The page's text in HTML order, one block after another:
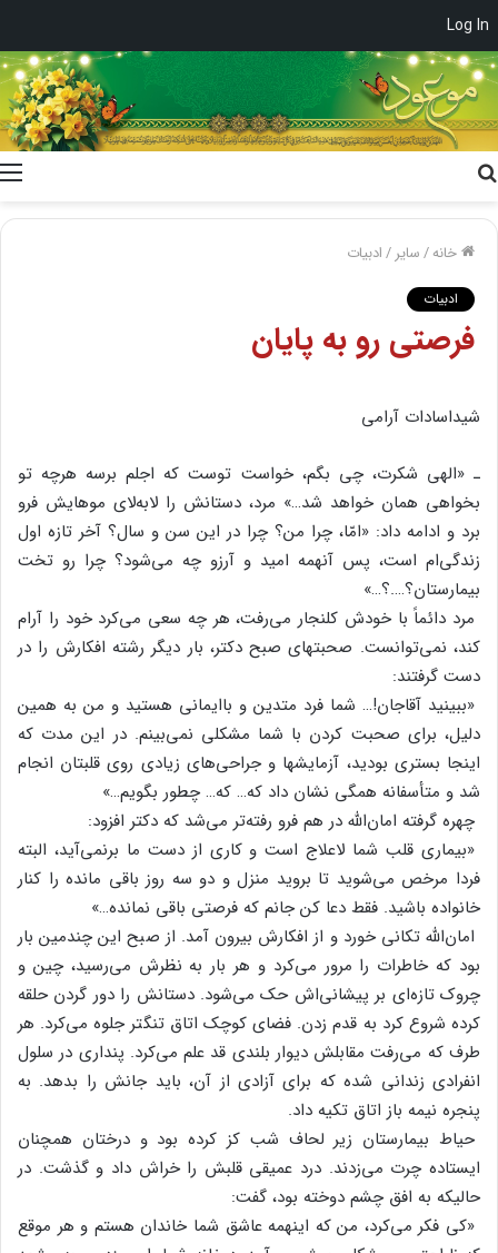
Log In
خانه/سایر /ادبیات
ادبیات
فرصتی‌ رو به‌ پایان
شیداسادات‌ آرامی
ـ «الهی‌ شکرت‌، چی‌ بگم‌، خواست‌ توست‌ که‌ اجلم‌ برسه‌ هرچه‌ تو
بخواهی‌ همان‌ خواهد شد…» مرد، دستانش‌ را لابه‌لای‌ موهایش‌ فرو
برد و ادامه‌ داد: «امّا، چرا من‌؟ چرا در این‌ سن‌ و سال‌؟ آخر تازه‌ اول‌
زندگی‌ام‌ است‌، پس‌ آنهمه‌ امید و آرزو چه‌ می‌شود؟ چرا رو تخت‌
بیمارستان‌؟….؟…»
مرد دائماً با خودش‌ کلنجار می‌رفت‌، هر چه‌ سعی‌ می‌کرد خود را آرام‌
کند، نمی‌توانست‌. صحبتهای‌ صبح‌ دکتر، بار دیگر رشته‌ افکارش‌ را در
دست‌ گرفتند:
«ببینید آقاجان‌!… شما فرد متدین‌ و باایمانی‌ هستید و من‌ به‌ همین‌
دلیل‌، برای‌ صحبت‌ کردن‌ با شما مشکلی‌ نمی‌بینم‌. در این‌ مدت‌ که‌
اینجا بستری‌ بودید، آزمایشها و جراحی‌های‌ زیادی‌ روی‌ قلبتان‌ انجام‌
شد و متأسفانه‌ همگی‌ نشان‌ داد که‌… که‌… چطور بگویم‌…»
چهره‌ گرفته‌ امان‌الله‌ در هم‌ فرو رفته‌تر می‌شد که‌ دکتر افزود:
«بیماری‌ قلب‌ شما لاعلاج‌ است‌ و کاری‌ از دست‌ ما برنمی‌آید، البته‌
فردا مرخص‌ می‌شوید تا بروید منزل‌ و دو سه‌ روز باقی‌ مانده‌ را کنار
خانواده‌ باشید. فقط‌ دعا کن‌ جانم‌ که‌ فرصتی‌ باقی‌ نمانده‌…»
امان‌الله‌ تکانی‌ خورد و از افکارش‌ بیرون‌ آمد. از صبح‌ این‌ چندمین‌ بار
بود که‌ خاطرات‌ را مرور می‌کرد و هر بار به‌ نظرش‌ می‌رسید، چین‌ و
چروک‌ تازه‌ای‌ بر پیشانی‌اش‌ حک‌ می‌شود. دستانش‌ را دور گردن‌ حلقه‌
کرده‌ شروع‌ کرد به‌ قدم‌ زدن‌. فضای‌ کوچک‌ اتاق‌ تنگتر جلوه‌ می‌کرد. هر
طرف‌ که‌ می‌رفت‌ مقابلش‌ دیوار بلندی‌ قد علم‌ می‌کرد. پنداری‌ در سلول‌
انفرادی‌ زندانی‌ شده‌ که‌ برای‌ آزادی‌ از آن‌، باید جانش‌ را بدهد. به‌
پنجره‌ نیمه‌ باز اتاق‌ تکیه‌ داد.
حیاط‌ بیمارستان‌ زیر لحاف‌ شب‌ کز کرده‌ بود و درختان‌ همچنان‌
ایستاده‌ چرت‌ می‌زدند. درد عمیقی‌ قلبش‌ را خراش‌ داد و گذشت‌. در
حالیکه‌ به‌ افق‌ چشم‌ دوخته‌ بود، گفت‌:
«کی‌ فکر می‌کرد، من‌ که‌ اینهمه‌ عاشق‌ شما خاندان‌ هستم‌ و هر موقع‌